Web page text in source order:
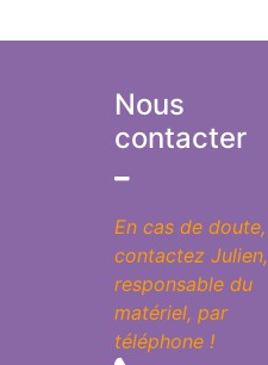
Nous
contacter
En cas de doute,
contactez Julien,
responsable du
matériel, par
téléphone !